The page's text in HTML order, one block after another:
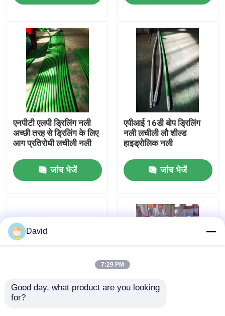
उत्पाद
हमारे बारे में
फैक्टरी यात्रा
गुणवत्ता नियंत्रण
हमसे संपर्क करें
समाचार
सभी मामलों
एनपीटी एलपी ड्रिलिंग नली
अच्छी तरह से ड्रिलिंग के लिए
आग प्रतिरोधी लचीली नली
जांच भेजें
एपीआई 16डी बोप ड्रिलिंग
नली लचीली लौ शील्ड
हाइड्रोलिक नली
जांच भेजें
ओजोन प्रतिरोध बोप नली
David
7:29 PM
Good day, what product are you looking
for?